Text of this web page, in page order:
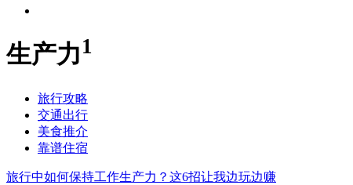
生产力1
旅行攻略
交通出行
美食推介
靠谱住宿
旅行中如何保持工作生产力？这6招让我边玩边赚